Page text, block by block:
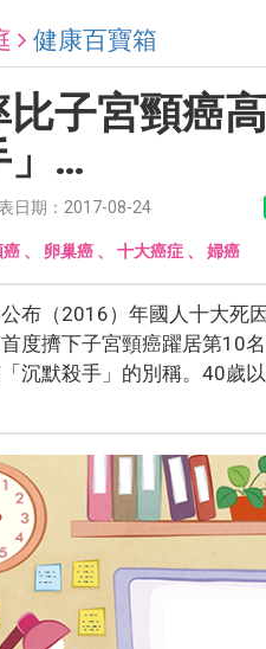
健康百寶箱
子宮頸癌
」…
日期：2017-08-24
癌、 卵巢癌、 十大癌症、 婦癌
布（2016）年國人十大死
度擠下子宮頸癌躍居第10
沉默殺手」的別稱。40歲